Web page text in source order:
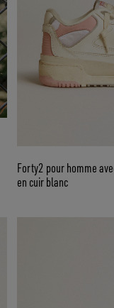
Forty2 pour homme
en cuir blanc